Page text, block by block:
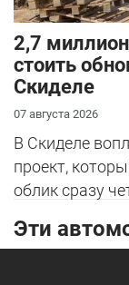
2,7
стоить
Скиделе
07 августа 2026
В Скиделе
проект,
облик сразу
Эти